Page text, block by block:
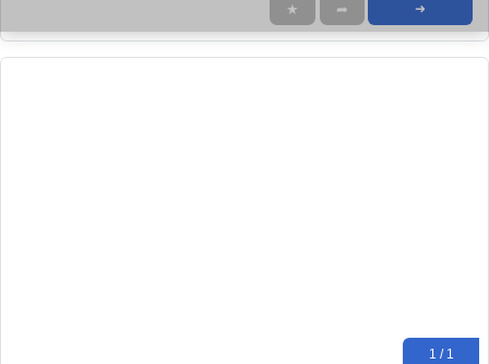
★ ➦ ➜
1 / 1